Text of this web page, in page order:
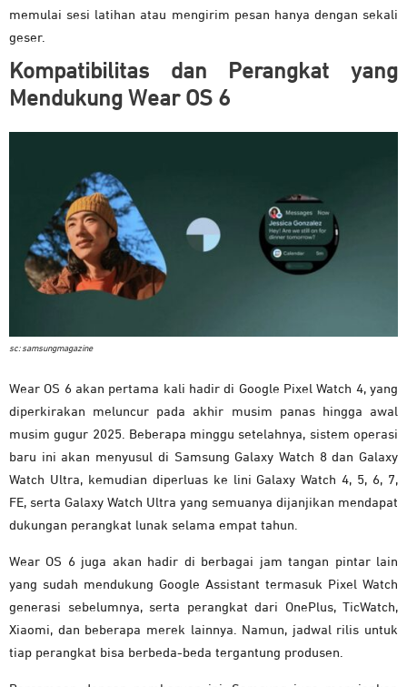
memulai sesi latihan atau mengirim pesan hanya dengan sekali
geser.
Kompatibilitas dan Perangkat yang
Mendukung Wear OS 6
sc: samsungmagazine
Wear OS 6 akan pertama kali hadir di Google Pixel Watch 4, yang
diperkirakan meluncur pada akhir musim panas hingga awal
musim gugur 2025. Beberapa minggu setelahnya, sistem operasi
baru ini akan menyusul di Samsung Galaxy Watch 8 dan Galaxy
Watch Ultra, kemudian diperluas ke lini Galaxy Watch 4, 5, 6, 7,
FE, serta Galaxy Watch Ultra yang semuanya dijanjikan mendapat
dukungan perangkat lunak selama empat tahun.
Wear OS 6 juga akan hadir di berbagai jam tangan pintar lain
yang sudah mendukung Google Assistant termasuk Pixel Watch
generasi sebelumnya, serta perangkat dari OnePlus, TicWatch,
Xiaomi, dan beberapa merek lainnya. Namun, jadwal rilis untuk
tiap perangkat bisa berbeda-beda tergantung produsen.